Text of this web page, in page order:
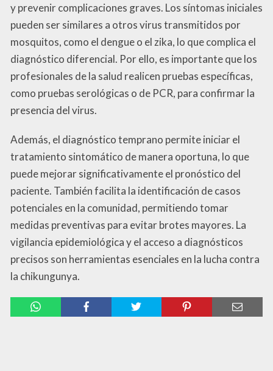
y prevenir complicaciones graves. Los síntomas iniciales
pueden ser similares a otros virus transmitidos por
mosquitos, como el dengue o el zika, lo que complica el
diagnóstico diferencial. Por ello, es importante que los
profesionales de la salud realicen pruebas específicas,
como pruebas serológicas o de PCR, para confirmar la
presencia del virus.
Además, el diagnóstico temprano permite iniciar el
tratamiento sintomático de manera oportuna, lo que
puede mejorar significativamente el pronóstico del
paciente. También facilita la identificación de casos
potenciales en la comunidad, permitiendo tomar
medidas preventivas para evitar brotes mayores. La
vigilancia epidemiológica y el acceso a diagnósticos
precisos son herramientas esenciales en la lucha contra
la chikungunya.